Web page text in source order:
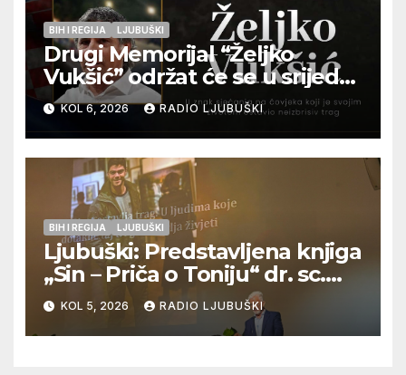
BIH I REGIJA LJUBUŠKI
Drugi Memorijal “Željko
Vukšić” održat će se u srijedu
12. kolovoza u Otoku
KOL 6, 2026 RADIO LJUBUŠKI
BIH I REGIJA LJUBUŠKI
Ljubuški: Predstavljena knjiga
„Sin – Priča o Toniju“ dr. sc.
Zdenka Hercega
KOL 5, 2026 RADIO LJUBUŠKI